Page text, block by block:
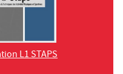
L1 STAPS